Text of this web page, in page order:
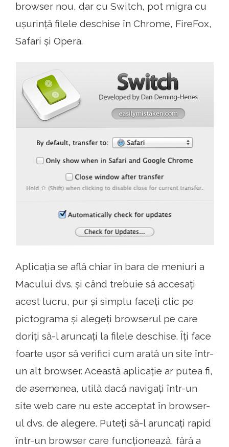
browser nou, dar cu Switch, pot migra cu
ușurință filele deschise în Chrome, FireFox,
Safari și Opera.
Aplicația se află chiar în bara de meniuri a
Macului dvs. și când trebuie să accesați
acest lucru, pur și simplu faceți clic pe
pictograma și alegeți browserul pe care
doriți să-l aruncați la filele deschise. Îți face
foarte ușor să verifici cum arată un site într-
un alt browser. Această aplicație ar putea fi,
de asemenea, utilă dacă navigați într-un
site web care nu este acceptat în browser-
ul dvs. de alegere. Puteți să-l aruncați rapid
într-un browser care funcționează, fără a